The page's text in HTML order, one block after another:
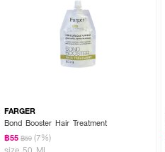
FARGER
Bond Booster Hair Treatment
฿55 ฿59 (7%)
size 50 ML